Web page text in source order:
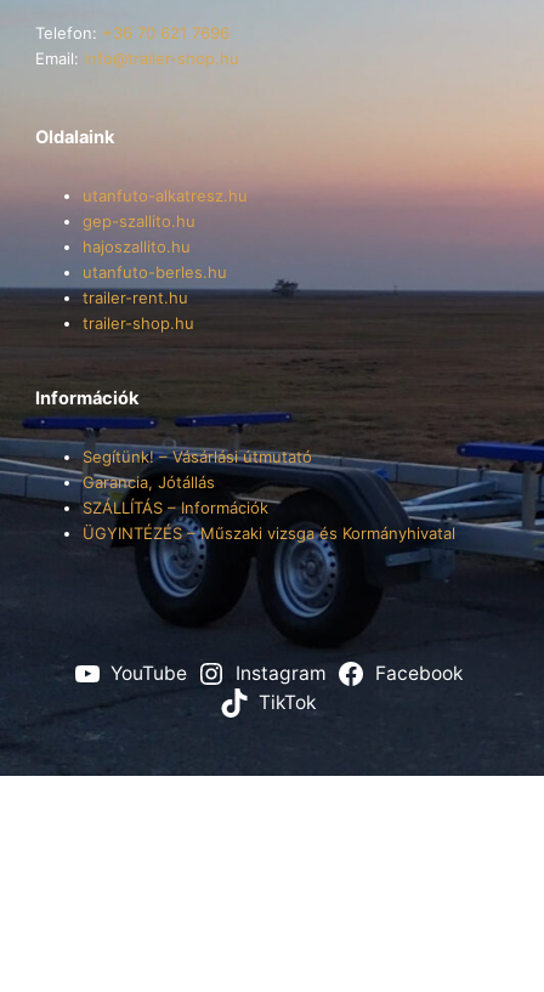
Telefon: +36 70 621 7696
Email: info@trailer-shop.hu
Oldalaink
utanfuto-alkatresz.hu
gep-szallito.hu
hajoszallito.hu
utanfuto-berles.hu
trailer-rent.hu
trailer-shop.hu
Információk
Segítünk! – Vásárlási útmutató
Garancia, Jótállás
SZÁLLÍTÁS – Információk
ÜGYINTÉZÉS – Műszaki vizsga és Kormányhivatal
YouTube Instagram
Facebook
TikTok